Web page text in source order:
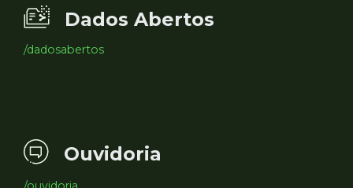
Dados Abertos
/dadosabertos
Ouvidoria